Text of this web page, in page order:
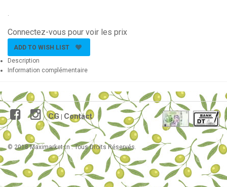
.
Connectez-vous pour voir les prix
ADD TO WISH LIST
Description
Information complémentaire
CG Contact
© 2018 Maximarket.tn . Tous Droits Réservés.